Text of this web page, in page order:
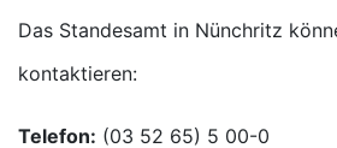
Das Standesamt in Nünchritz
kontaktieren:
Telefon: